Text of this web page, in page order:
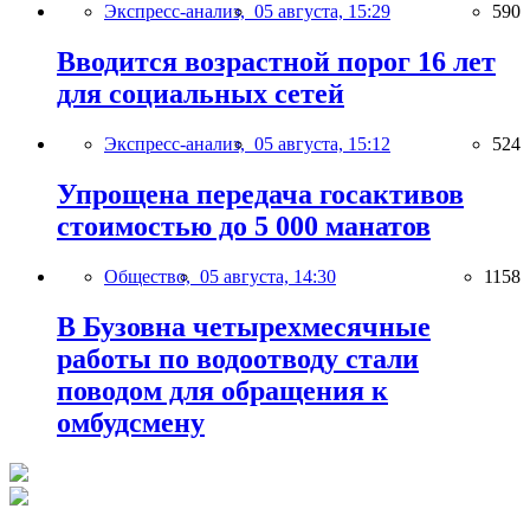
Экспресс-анализ, 05 августа, 15:29 590
Вводится возрастной порог 16 лет
для социальных сетей
Экспресс-анализ, 05 августа, 15:12 524
Упрощена передача госактивов
стоимостью до 5 000 манатов
Общество, 05 августа, 14:30 1158
В Бузовна четырехмесячные
работы по водоотводу стали
поводом для обращения к
омбудсмену